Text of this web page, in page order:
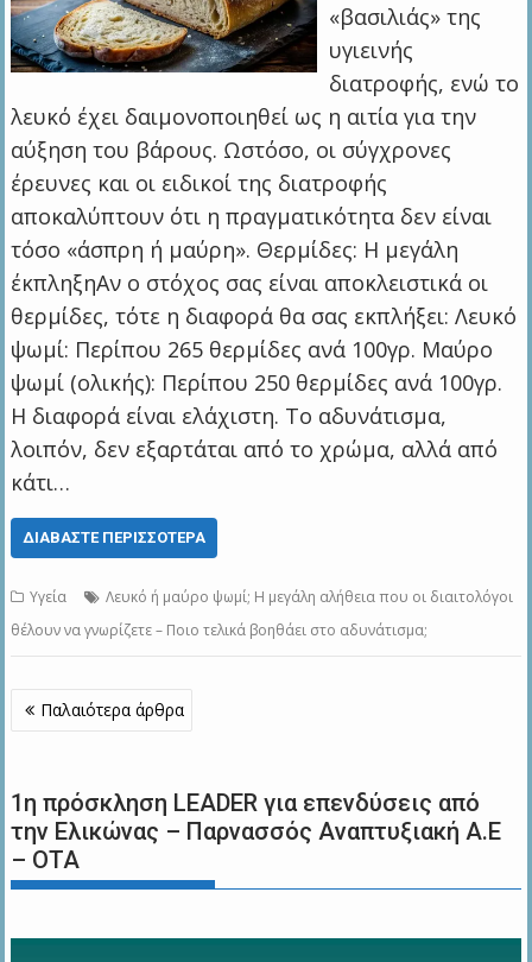
«βασιλιάς» της
υγιεινής
διατροφής, ενώ το
λευκό έχει δαιμονοποιηθεί ως η αιτία για την
αύξηση του βάρους. Ωστόσο, οι σύγχρονες
έρευνες και οι ειδικοί της διατροφής
αποκαλύπτουν ότι η πραγματικότητα δεν είναι
τόσο «άσπρη ή μαύρη». Θερμίδες: Η μεγάλη
έκπληξηΑν ο στόχος σας είναι αποκλειστικά οι
θερμίδες, τότε η διαφορά θα σας εκπλήξει: Λευκό
ψωμί: Περίπου 265 θερμίδες ανά 100γρ. Μαύρο
ψωμί (ολικής): Περίπου 250 θερμίδες ανά 100γρ.
Η διαφορά είναι ελάχιστη. Το αδυνάτισμα,
λοιπόν, δεν εξαρτάται από το χρώμα, αλλά από
κάτι…
ΔΙΑΒΆΣΤΕ ΠΕΡΙΣΣΌΤΕΡΑ
Υγεία
Λευκό ή μαύρο ψωμί; Η μεγάλη αλήθεια που οι διαιτολόγοι
θέλουν να γνωρίζετε – Ποιο τελικά βοηθάει στο αδυνάτισμα;
Πλοήγηση
άρθρων
Παλαιότερα άρθρα
1η πρόσκληση LEADER για επενδύσεις από
την Ελικώνας – Παρνασσός Αναπτυξιακή Α.Ε
– ΟΤΑ